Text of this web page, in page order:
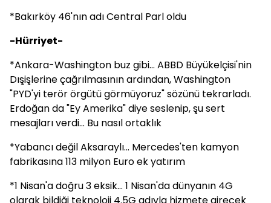
*Bakırköy 46'nın adı Central Parl oldu
-Hürriyet-
*Ankara-Washington buz gibi... ABBD Büyükelçisi'nin
Dışişlerine çağrılmasının ardından, Washington
"PYD'yi terör örgütü görmüyoruz" sözünü tekrarladı.
Erdoğan da "Ey Amerika" diye seslenip, şu sert
mesajları verdi... Bu nasıl ortaklık
*Yabancı değil Aksaraylı... Mercedes'ten kamyon
fabrikasına 113 milyon Euro ek yatırım
*1 Nisan'a doğru 3 eksik... 1 Nisan'da dünyanın 4G